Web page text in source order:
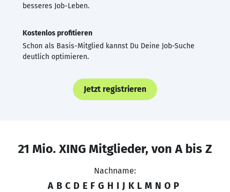
besseres Job-Leben.
Kostenlos profitieren
Schon als Basis-Mitglied kannst Du Deine Job-Suche
deutlich optimieren.
Jetzt registrieren
21 Mio. XING Mitglieder, von A bis Z
Nachname:
A B C D E F G H I J K L M N O P